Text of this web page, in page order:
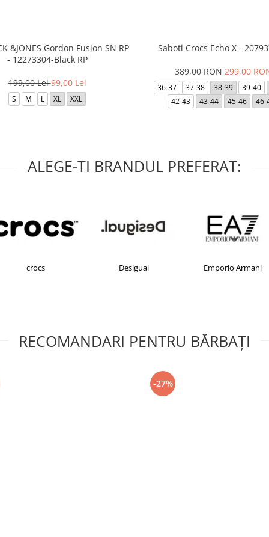
&JONES Gordon Fusion SN RP
- 12273304-Black RP
199,00 Lei99,00 Lei
S M L XL XXL
Saboti Crocs Echo X -
389,00 RON299,00
36-37 37-38 38-39
39-40
42-43
43-44 45-46 46-
ALEGE-TI BRANDUL PREFERAT:
crocs Desigual Emporio Armani
RECOMANDARI PENTRU BĂRBAŢI
-27%